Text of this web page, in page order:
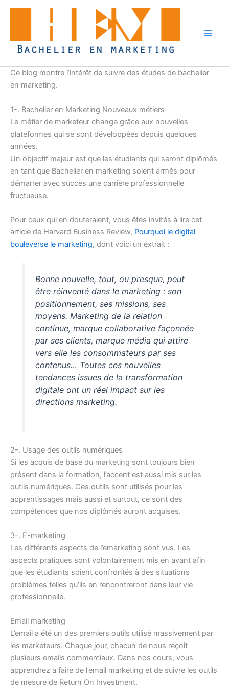
Aller
Ce blog montre l’intérêt de suivre des études de bachelier
en marketing.
1-. Bachelier en Marketing Nouveaux métiers
Le métier de marketeur change grâce aux nouvelles
plateformes qui se sont développées depuis quelques
années.
Un objectif majeur est que les étudiants qui seront diplômés
en tant que Bachelier en marketing soient armés pour
démarrer avec succès une carrière professionnelle
fructueuse.
Pour ceux qui en douteraient, vous êtes invités à lire cet
article de Harvard Business Review, Pourquoi le digital
bouleverse le marketing, dont voici un extrait :
Bonne nouvelle, tout, ou presque, peut
être réinventé dans le marketing : son
positionnement, ses missions, ses
moyens. Marketing de la relation
continue, marque collaborative façonnée
par ses clients, marque média qui attire
vers elle les consommateurs par ses
contenus… Toutes ces nouvelles
tendances issues de la transformation
digitale ont un réel impact sur les
directions marketing.
2-. Usage des outils numériques
Si les acquis de base du marketing sont toujours bien
présent dans la formation, l’accent est aussi mis sur les
outils numériques. Ces outils sont utilisés pour les
apprentissages mais aussi et surtout, ce sont des
compétences que nos diplômés auront acquises.
3-. E-marketing
Les différents aspects de l’emarketing sont vus. Les
aspects pratiques sont volontairement mis en avant afin
que les étudiants soient confrontés à des situations
problèmes telles qu’ils en rencontreront dans leur vie
professionnelle.
Email marketing
L’email a été un des premiers outils utilisé massivement par
les marketeurs. Chaque jour, chacun de nous reçoit
plusieurs emails commerciaux. Dans nos cours, vous
apprendrez à faire de l’email marketing et de suivre les outils
de mesure de Return On Investment.